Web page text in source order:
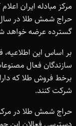
مرکز مبادله ایران
حراج شمش طلا در
گسترده عرضه خواهد
بر اساس این
سازندگان فعال
برخط فروش طلا که
شرکت کنند.
حراج شمش طلا در مرکز